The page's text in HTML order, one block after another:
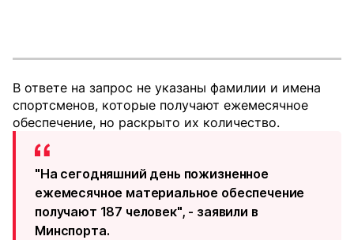
В ответе на запрос не указаны фамилии и имена
спортсменов, которые получают ежемесячное
обеспечение, но раскрыто их количество.
"На сегодняшний день пожизненное
ежемесячное материальное обеспечение
получают 187 человек", - заявили в
Минспорта.